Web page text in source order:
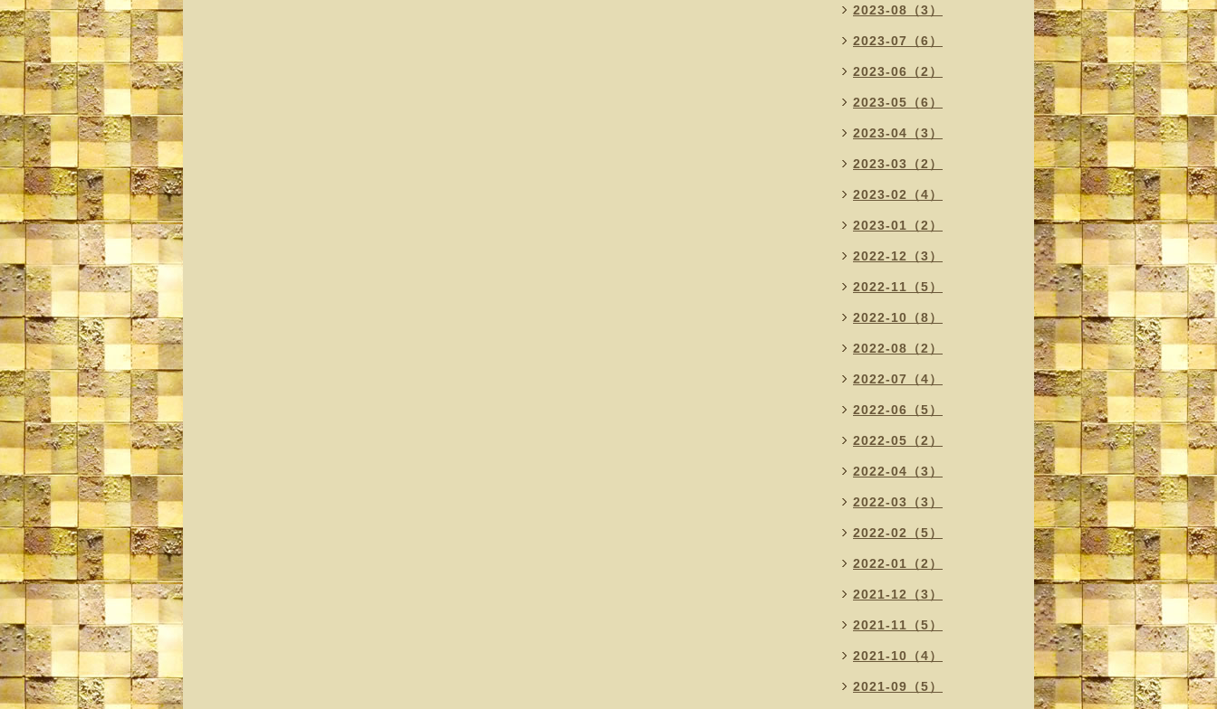
2023-08（3）
2023-07（6）
2023-06（2）
2023-05（6）
2023-04（3）
2023-03（2）
2023-02（4）
2023-01（2）
2022-12（3）
2022-11（5）
2022-10（8）
2022-08（2）
2022-07（4）
2022-06（5）
2022-05（2）
2022-04（3）
2022-03（3）
2022-02（5）
2022-01（2）
2021-12（3）
2021-11（5）
2021-10（4）
2021-09（5）